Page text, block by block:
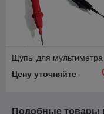
Щупы для мультиметра
Цену уточняйте
Подобные товары